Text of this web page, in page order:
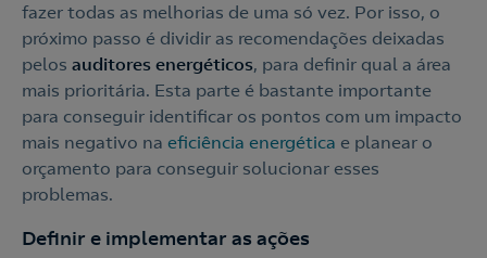
fazer todas as melhorias de uma só vez. Por isso, o
próximo passo é dividir as recomendações deixadas
pelos auditores energéticos, para definir qual a área
mais prioritária. Esta parte é bastante importante
para conseguir identificar os pontos com um impacto
mais negativo na eficiência energética e planear o
orçamento para conseguir solucionar esses
problemas.
Definir e implementar as ações